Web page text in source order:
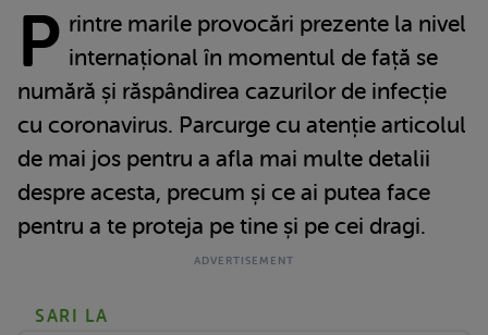
P rintre marile provocări prezente la nivel
internațional în momentul de față se
numără și răspândirea cazurilor de infecție
cu coronavirus. Parcurge cu atenție articolul
de mai jos pentru a afla mai multe detalii
despre acesta, precum și ce ai putea face
pentru a te proteja pe tine și pe cei dragi.
SARI LA